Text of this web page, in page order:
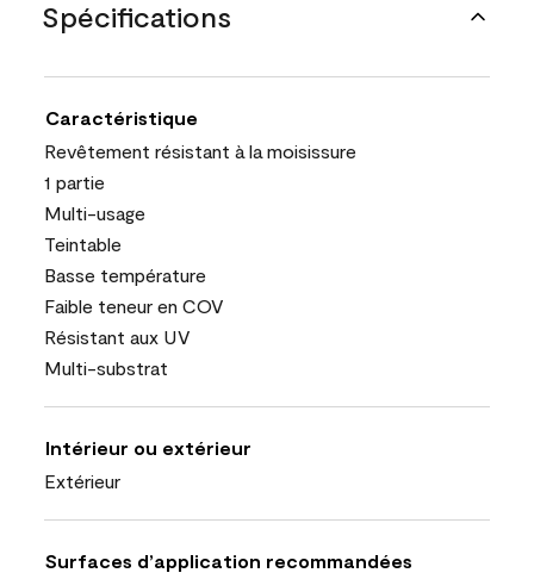
Spécifications
Caractéristique
Revêtement résistant à la moisissure
1 partie
Multi-usage
Teintable
Basse température
Faible teneur en COV
Résistant aux UV
Multi-substrat
Intérieur ou extérieur
Extérieur
Surfaces d’application recommandées